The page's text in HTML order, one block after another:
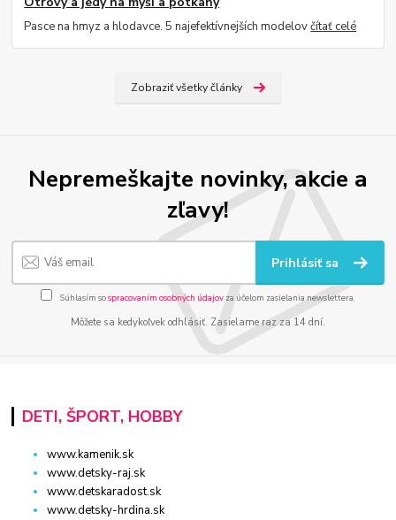
Pasce na hmyz a hlodavce. 5 najefektívnejších modelovčítať celé
Zobraziť všetky články
Nepremeškajte novinky, akcie a
zľavy!
Prihlásiť sa
Súhlasím sospracovaním osobných údajov za účelom zasielania newslettera.
Môžete sa kedykoľvek odhlásiť. Zasielame raz za 14 dní.
DETI, ŠPORT, HOBBY
www.kamenik.sk
www.detsky-raj.sk
www.detskaradost.sk
www.detsky-hrdina.sk